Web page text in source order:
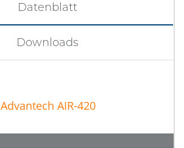
Datenblatt
Downloads
Advantech AIR-420